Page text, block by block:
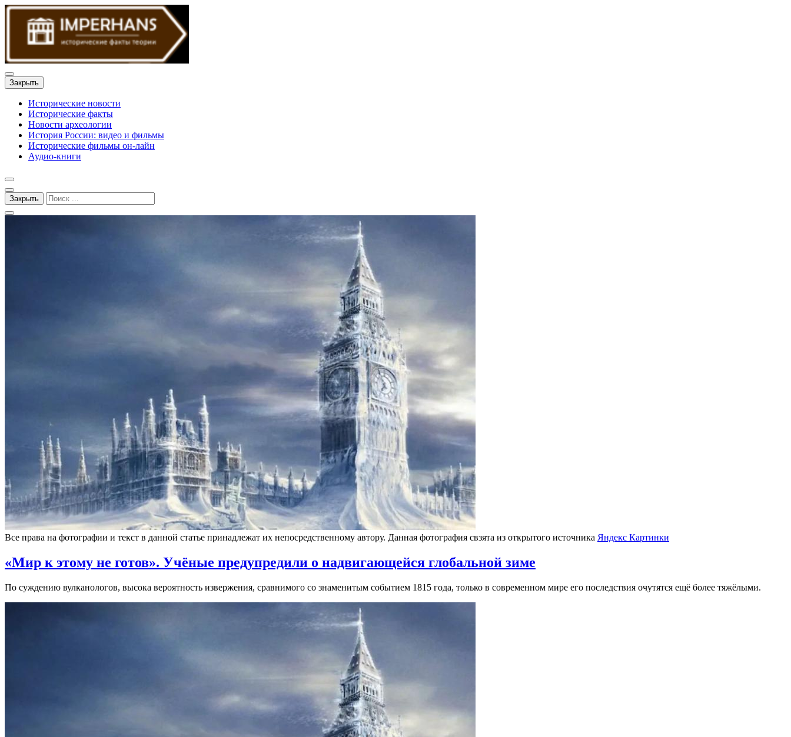
Закрыть
Исторические новости
Исторические факты
Новости археологии
История России: видео и фильмы
Исторические фильмы он-лайн
Аудио-книги
Закрыть
Все права на фотографии и текст в данной статье принадлежат их непосредственному автору. Данная фотография свзята из открытого источника Яндекс Картинки
«Мир к этому не готов». Учёные предупредили о надвигающейся глобальной зиме
По суждению вулканологов, высока вероятность извержения, сравнимого со знаменитым событием 1815 года, только в современном мире его последствия очутятся ещё более тяжёлыми.